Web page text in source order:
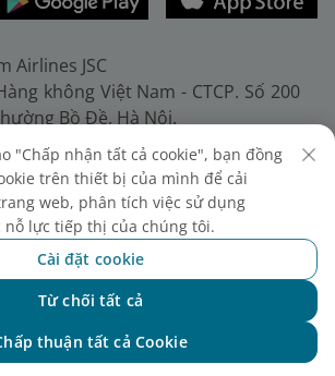
Airlines JSC
không Việt Nam - CTCP. Số 200
Bồ Đề, Hà Nội.
24) 38272289. Fax: (+84-24)
đăng ký doanh nghiệp, mã số
đăng ký lần đầu ngày
ký thay đổi lần thứ 10 ngày
Sở Tài chính Thành phố Hà Nội.
"Chấp nhận tất cả cookie", bạn đồng
trên thiết bị của mình để cải
web, phân tích việc sử dụng
nỗ lực tiếp thị của chúng tôi.
Cài đặt cookie
Từ chối tất cả
thuận tất cả Cookie